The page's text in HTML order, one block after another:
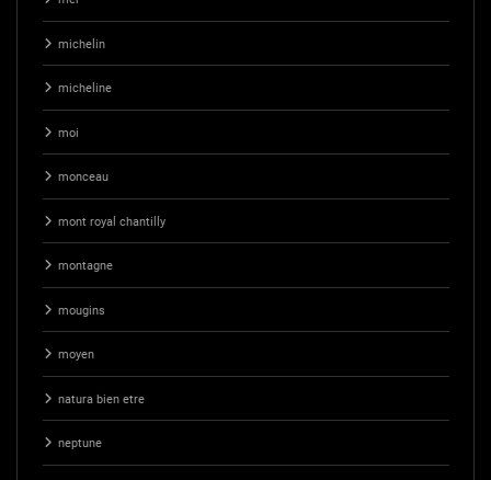
michelin
micheline
moi
monceau
mont royal chantilly
montagne
mougins
moyen
natura bien etre
neptune